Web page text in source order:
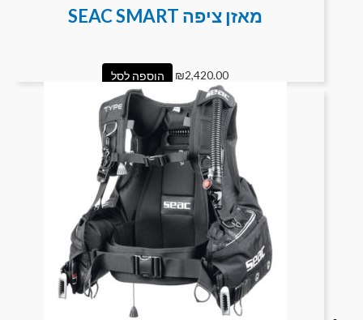
מאזן ציפה SEAC SMART
₪2,420.00 הוספה לסל